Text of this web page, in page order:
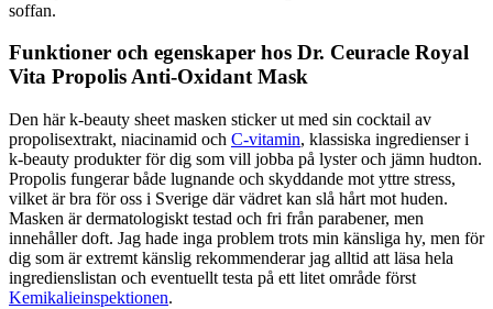
soffan.
Funktioner och egenskaper hos Dr. Ceuracle Royal
Vita Propolis Anti-Oxidant Mask
Den här k-beauty sheet masken sticker ut med sin cocktail av
propolisextrakt, niacinamid och C-vitamin, klassiska ingredienser i
k-beauty produkter för dig som vill jobba på lyster och jämn hudton.
Propolis fungerar både lugnande och skyddande mot yttre stress,
vilket är bra för oss i Sverige där vädret kan slå hårt mot huden.
Masken är dermatologiskt testad och fri från parabener, men
innehåller doft. Jag hade inga problem trots min känsliga hy, men för
dig som är extremt känslig rekommenderar jag alltid att läsa hela
ingredienslistan och eventuellt testa på ett litet område först
Kemikalieinspektionen.